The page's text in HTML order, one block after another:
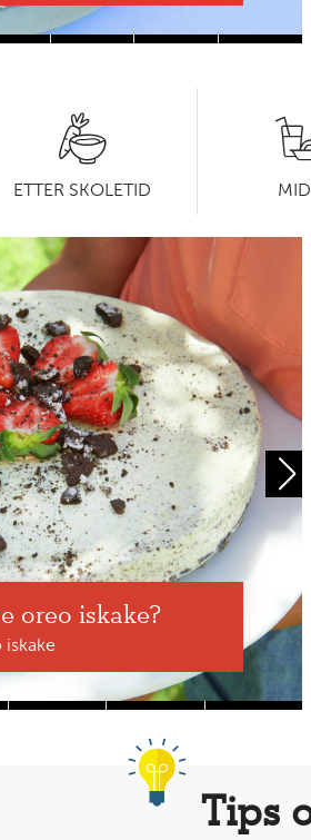
ETTER SKOLETID
oreo iskake?
iskake
Tips